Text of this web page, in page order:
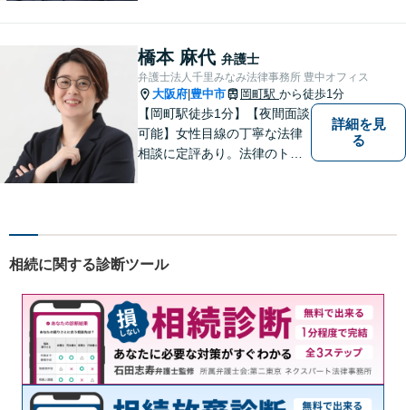
交通事故／企業法務など、幅
広く対応可能。【夜間／休日
対応可能】まずはお気軽にご
連絡ください。
橋本 麻代 弁護士
弁護士法人千里みなみ法律事務所 豊中オフィス
大阪府 豊中市 岡町駅 から徒歩1分
【岡町駅徒歩1分】【夜間面談
可能】女性目線の丁寧な法律
相談に定評あり。法律のトラ
いリーガルサービスを提供し
詳細を見
る
相続に関する診断ツール